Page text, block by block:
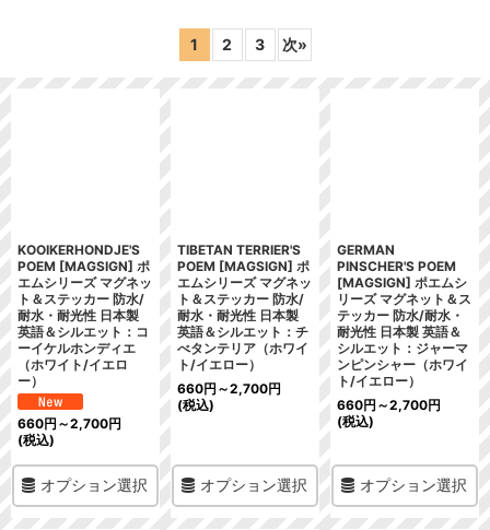
1 2 3 次»
KOOIKERHONDJE'S
POEM [MAGSIGN] ポ
エムシリーズ マグネッ
ト＆ステッカー 防水/
耐水・耐光性 日本製
英語＆シルエット：コ
ーイケルホンディエ
（ホワイト/イエロ
ー）
660円 ～2,700円
(税込)
オプション選択
TIBETAN TERRIER'S
POEM [MAGSIGN] ポ
エムシリーズ マグネッ
ト＆ステッカー 防水/
耐水・耐光性 日本製
英語＆シルエット：チ
べタンテリア（ホワイ
ト/イエロー）
660円 ～2,700円
(税込)
オプション選択
GERMAN
PINSCHER'S POEM
[MAGSIGN] ポエムシ
リーズ マグネット＆ス
テッカー 防水/耐水・
耐光性 日本製 英語＆
シルエット：ジャーマ
ンピンシャー（ホワイ
ト/イエロー）
660円 ～2,700円
(税込)
オプション選択